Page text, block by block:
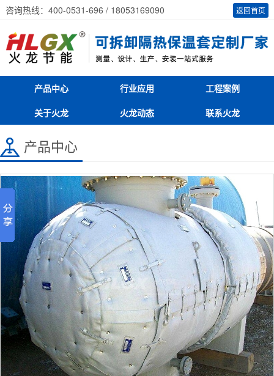
返回首页
咨询热线：400-0531-696 / 18053169090
产品中心 行业应用
工程案例
关于火龙
火龙动态 联系火龙
产品中心